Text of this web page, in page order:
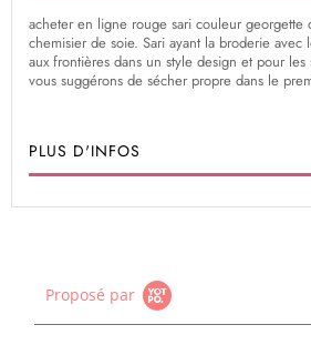
acheter en ligne rouge sari couleur georgette
chemisier de soie. Sari ayant la broderie
aux frontières dans un style design et pour
vous suggérons de sécher propre dans le
PLUS D'INFOS
Proposé par